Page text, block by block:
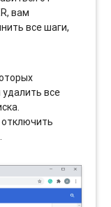
вам
все шаги,
все